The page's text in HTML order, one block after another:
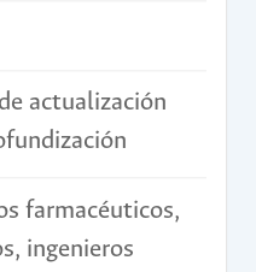
actualización
farmacéuticos,
ingenieros